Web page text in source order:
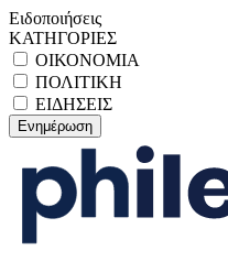
Ειδοποιήσεις
ΚΑΤΗΓΟΡΙΕΣ
ΟΙΚΟΝΟΜΙΑ
ΠΟΛΙΤΙΚΗ
ΕΙΔΗΣΕΙΣ